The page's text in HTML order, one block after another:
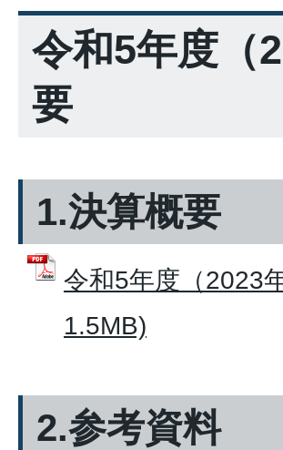
令和5年度（
要
1.決算概要
令和5年度（2023
1.5MB)
2.参考資料